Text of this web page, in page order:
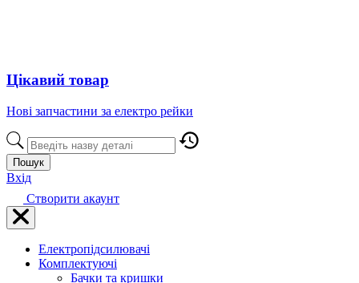
Цікавий товар
Нові запчастини за електро рейки
Пошук
Вхід
Створити акаунт
Електропідсилювачі
Комплектуючі
Бачки та кришки